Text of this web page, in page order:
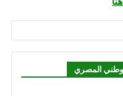
المصري